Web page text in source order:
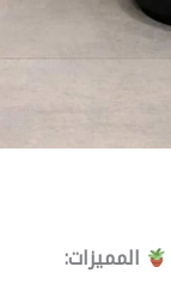
المميزات: